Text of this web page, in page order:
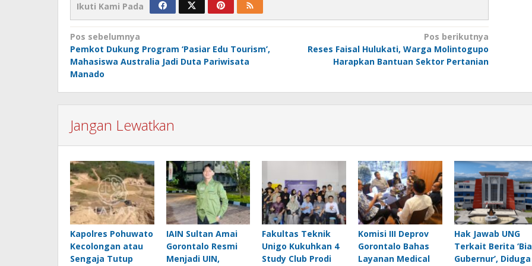
Ikuti Kami Pada
Navigasi
pos
Pos sebelumnya
Pemkot Dukung Program ‘Pasiar Edu Tourism’,
Mahasiswa Australia Jadi Duta Pariwisata
Manado
Pos berikutnya
Reses Faisal Hulukati, Warga Molintogupo
Harapkan Bantuan Sektor Pertanian
Jangan Lewatkan
Kapolres Pohuwato
Kecolongan atau
Sengaja Tutup
IAIN Sultan Amai
Gorontalo Resmi
Menjadi UIN,
Fakultas Teknik
Unigo Kukuhkan 4
Study Club Prodi
Komisi III Deprov
Gorontalo Bahas
Layanan Medical
Hak Jawab UNG
Terkait Berita
Gubernur’, Diduga